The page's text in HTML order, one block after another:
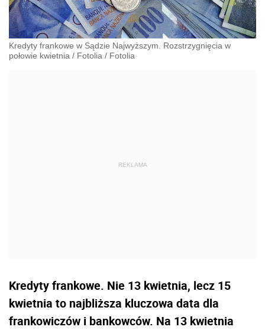
Kredyty frankowe w Sądzie Najwyższym. Rozstrzygnięcia w
połowie kwietnia / Fotolia / Fotolia
Kredyty frankowe. Nie 13 kwietnia, lecz 15
kwietnia to najbliższa kluczowa data dla
frankowiczów i bankowców. Na 13 kwietnia